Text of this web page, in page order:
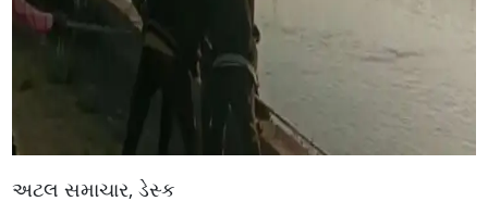
અટલ સમાચાર, ડેસ્ક